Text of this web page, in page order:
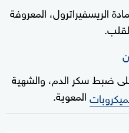
الريسفيراترول، المعروفة
ضبط سكر الدم، والشهية
المعوية.